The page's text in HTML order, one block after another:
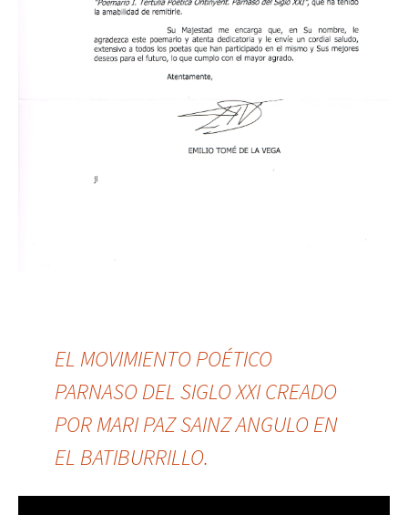
EL MOVIMIENTO POÉTICO
PARNASO DEL SIGLO XXI CREADO
POR MARI PAZ SAINZ ANGULO EN
EL BATIBURRILLO.